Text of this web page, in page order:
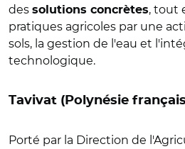
des solutions concrètes, tout
pratiques agricoles par une
sols, la gestion de l'eau et
technologique.
Tavivat (Polynésie
Porté par la Direction de